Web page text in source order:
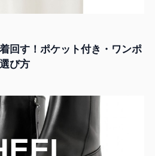
回す！ポケット付き・ワンポ
び方